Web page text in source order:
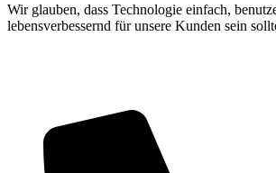
Wir glauben, dass Technologie einfach,
lebensverbessernd für unsere Kunden sein